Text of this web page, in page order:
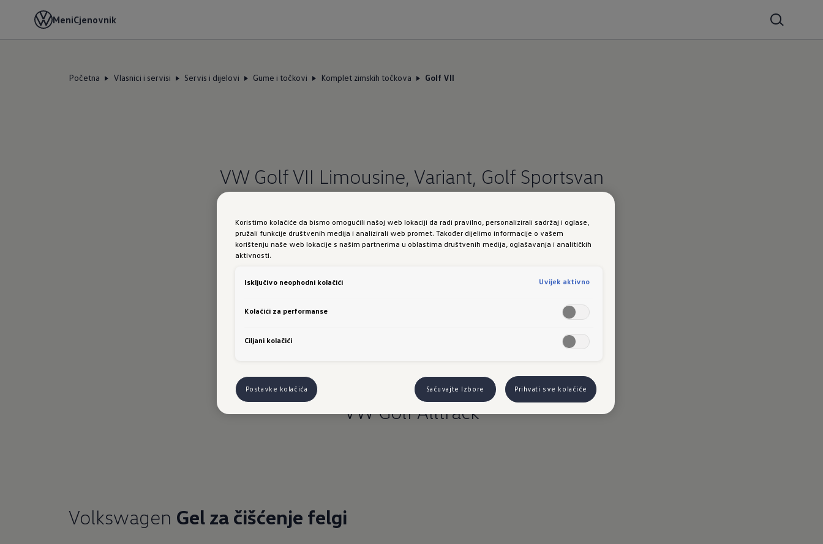
MeniCjenovnik
Početna Vlasnici i servisi Servis i dijelovi Gume i točkovi Komplet zimskih točkova Golf VII
VW Golf VII Limousine, Variant, Golf Sportsvan
VW Golf Alltrack
Volkswagen Gel za čišćenje felgi
Koristimo kolačiće da bismo omogućili našoj web lokaciji da radi pravilno, personalizirali sadržaj i oglase,
pružali funkcije društvenih medija i analizirali web promet. Također dijelimo informacije o vašem
korištenju naše web lokacije s našim partnerima u oblastima društvenih medija, oglašavanja i analitičkih
aktivnosti.
Isključivo neophodni kolačići Uvijek aktivno
Kolačići za performanse
Ciljani kolačići
Postavke kolačića Sačuvajte Izbore Prihvati sve kolačiće